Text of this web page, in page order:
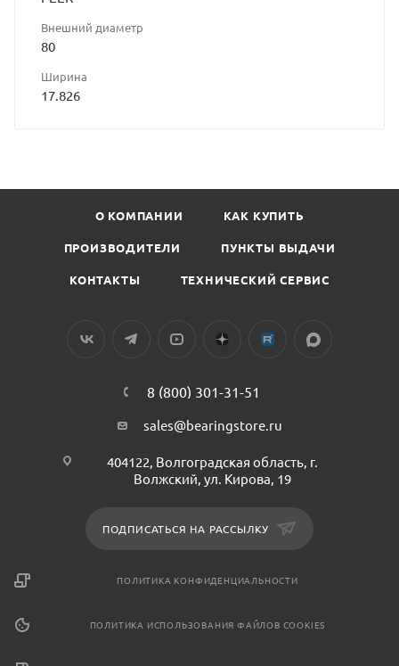
Внешний диаметр
80
Ширина
17.826
О КОМПАНИИ КАК КУПИТЬ
ПРОИЗВОДИТЕЛИ ПУНКТЫ ВЫДАЧИ
КОНТАКТЫ ТЕХНИЧЕСКИЙ СЕРВИС
8 (800) 301-31-51
sales@bearingstore.ru
404122, Волгоградская область, г.
Волжский, ул. Кирова, 19
ПОДПИСАТЬСЯ НА РАССЫЛКУ
ПОЛИТИКА КОНФИДЕНЦИАЛЬНОСТИ
ПОЛИТИКА ИСПОЛЬЗОВАНИЯ ФАЙЛОВ COOKIES